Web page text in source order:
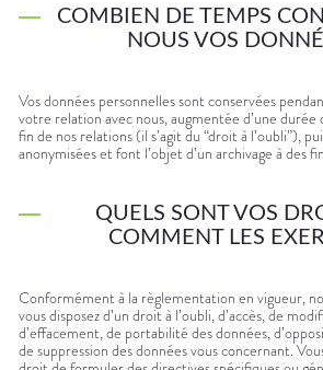
COMBIEN DE TEMPS
NOUS VOS
Vos données personnelles sont conservées
votre relation avec nous, augmentée d’une durée
fin de nos relations (il s’agit du “droit à l’oubli”),
anonymisées et font l’objet d’un archivage à des
QUELS SONT VOS
COMMENT LES
Conformément à la règlementation en vigueur,
vous disposez d’un droit à l’oubli, d’accès, de
d’effacement, de portabilité des données,
de suppression des données vous concernant.